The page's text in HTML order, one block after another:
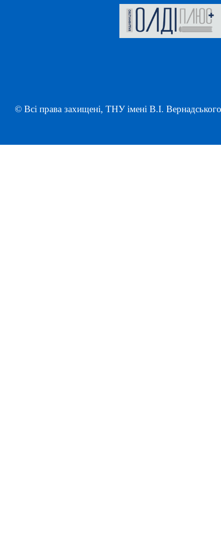
© Всі права захищені, ТНУ імені В.І.